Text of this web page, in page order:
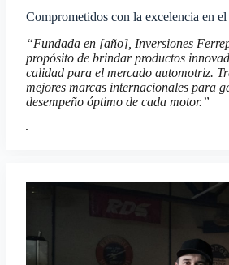
Comprometidos con la excelencia en
“Fundada en [año], Inversiones
propósito de brindar productos
calidad para el mercado automotriz.
mejores marcas internacionales para
desempeño óptimo de cada motor.”